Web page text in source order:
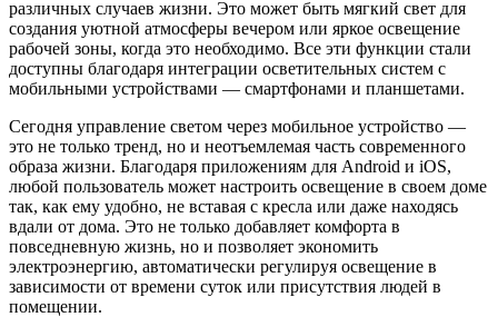
различных случаев жизни. Это может быть мягкий свет для
создания уютной атмосферы вечером или яркое освещение
рабочей зоны, когда это необходимо. Все эти функции стали
доступны благодаря интеграции осветительных систем с
мобильными устройствами — смартфонами и планшетами.
Сегодня управление светом через мобильное устройство —
это не только тренд, но и неотъемлемая часть современного
образа жизни. Благодаря приложениям для Android и iOS,
любой пользователь может настроить освещение в своем доме
так, как ему удобно, не вставая с кресла или даже находясь
вдали от дома. Это не только добавляет комфорта в
повседневную жизнь, но и позволяет экономить
электроэнергию, автоматически регулируя освещение в
зависимости от времени суток или присутствия людей в
помещении.